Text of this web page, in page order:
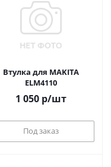
Втулка для MAKITA
ELM4110
1 050р/шт
Под заказ